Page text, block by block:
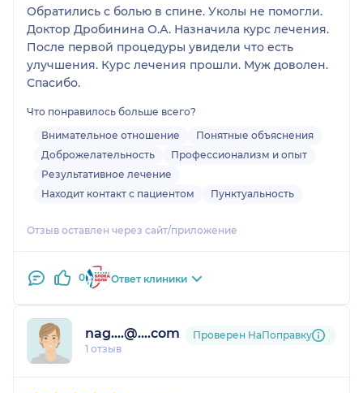
Обратились с болью в спине. Уколы не помогли.
Доктор Дробинина О.А. Назначила курс лечения.
После первой процедуры увидели что есть
улучшения. Курс лечения прошли. Муж доволен.
Спасибо.
Что понравилось больше всего?
Внимательное отношение
Понятные объяснения
Доброжелательность
Профессионализм и опыт
Результативное лечение
Находит контакт с пациентом
Пунктуальность
Отзыв оставлен через сайт/приложение
0 Ответ клиники
nag....@....com
1 отзыв
Проверен НаПоправку